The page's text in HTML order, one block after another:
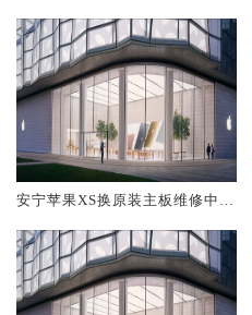
安宁苹果XS换原装主板维修中心